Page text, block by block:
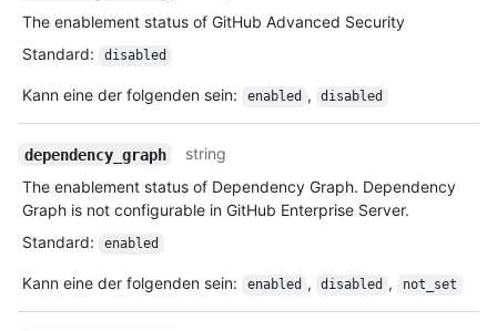
The enablement status of GitHub Advanced Security
Standard: disabled
Kann eine der folgenden sein: enabled , disabled
dependency_graph
string
The enablement status of Dependency Graph. Dependency
Graph is not configurable in GitHub Enterprise Server.
Standard: enabled
Kann eine der folgenden sein: enabled , disabled , not_set